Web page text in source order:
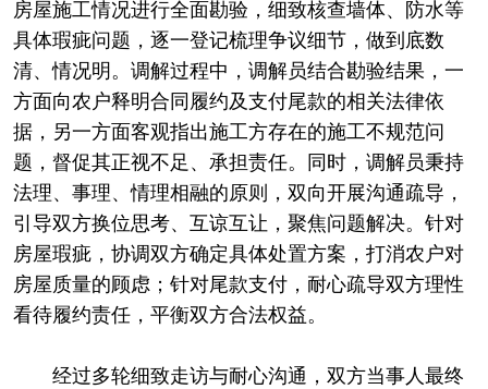
房屋施工情况进行全面勘验，细致核查墙体、防水等
具体瑕疵问题，逐一登记梳理争议细节，做到底数
清、情况明。调解过程中，调解员结合勘验结果，一
方面向农户释明合同履约及支付尾款的相关法律依
据，另一方面客观指出施工方存在的施工不规范问
题，督促其正视不足、承担责任。同时，调解员秉持
法理、事理、情理相融的原则，双向开展沟通疏导，
引导双方换位思考、互谅互让，聚焦问题解决。针对
房屋瑕疵，协调双方确定具体处置方案，打消农户对
房屋质量的顾虑；针对尾款支付，耐心疏导双方理性
看待履约责任，平衡双方合法权益。
经过多轮细致走访与耐心沟通，双方当事人最终